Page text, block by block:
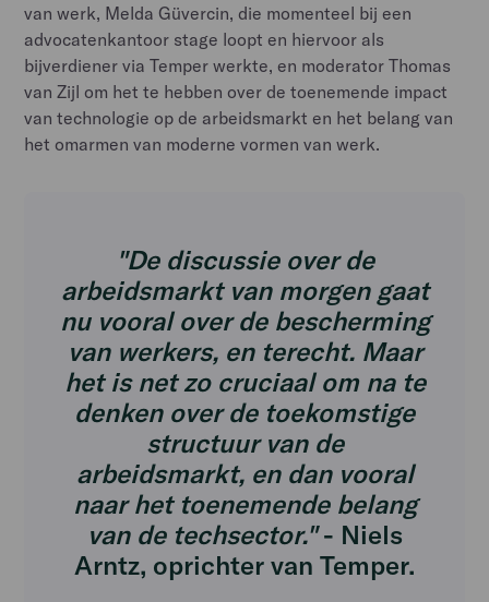
van werk, Melda Güvercin, die momenteel bij een
advocatenkantoor stage loopt en hiervoor als
bijverdiener via Temper werkte, en moderator Thomas
van Zijl om het te hebben over de toenemende impact
van technologie op de arbeidsmarkt en het belang van
het omarmen van moderne vormen van werk.
"De discussie over de
arbeidsmarkt van morgen gaat
nu vooral over de bescherming
van werkers, en terecht. Maar
het is net zo cruciaal om na te
denken over de toekomstige
structuur van de
arbeidsmarkt, en dan vooral
naar het toenemende belang
van de techsector."- Niels
Arntz, oprichter van Temper.